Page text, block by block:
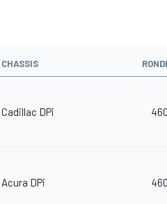
CHASSIS
Cadillac DPi
Acura DPi